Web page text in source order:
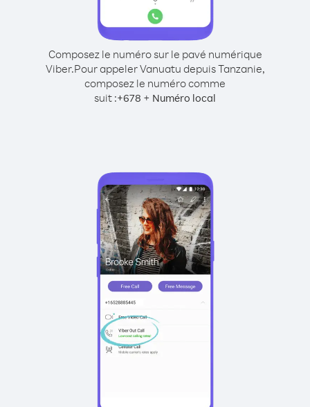
Composez le numéro sur le pavé numérique
Viber.Pour appeler Vanuatu depuis Tanzanie,
composez le numéro comme
suit :+678 + Numéro local